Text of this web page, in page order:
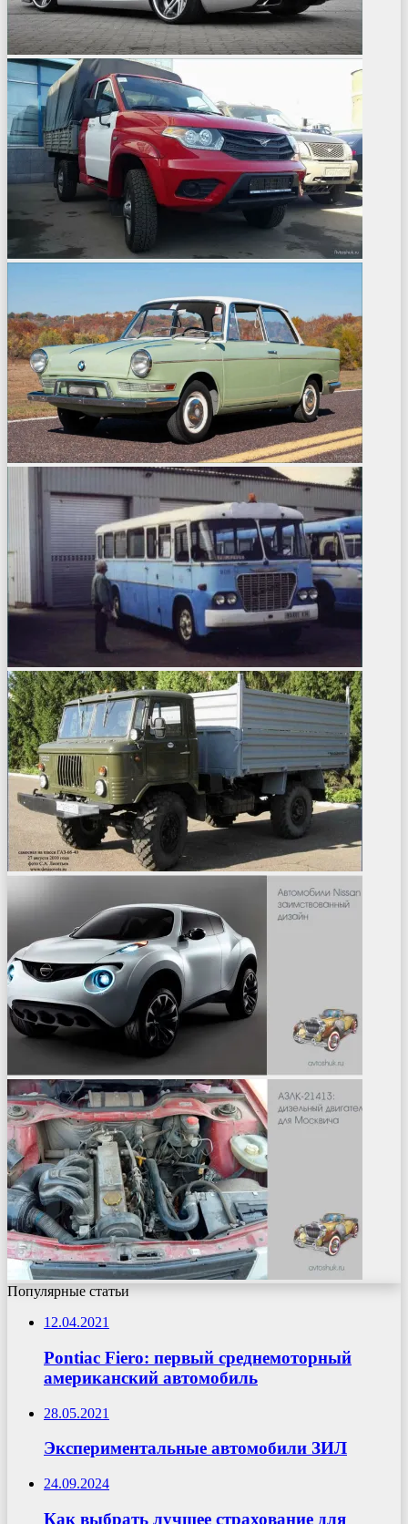
Популярные статьи
12.04.2021
Pontiac Fiero: первый среднемоторный
американский автомобиль
28.05.2021
Экспериментальные автомобили ЗИЛ
24.09.2024
Как выбрать лучшее страхование для